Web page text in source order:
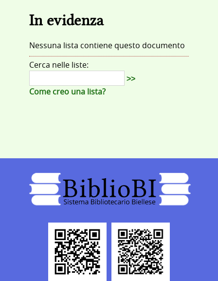
In evidenza
Nessuna lista contiene questo documento
Cerca nelle liste:
>>
Come creo una lista?